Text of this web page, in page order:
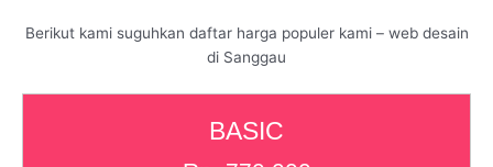
Berikut kami suguhkan daftar harga populer kami – web desain
di Sanggau
BASIC